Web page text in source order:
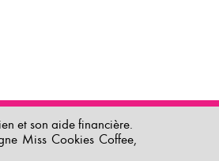
et son aide financière.
Miss Cookies Coffee,